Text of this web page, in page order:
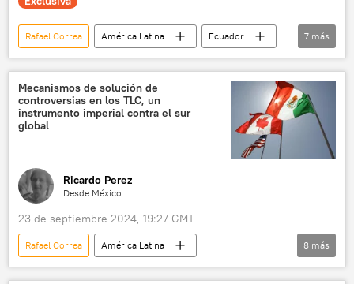
Rafael Correa América Latina
Ecuador
Daniel Noboa
Claudia Sheinbaum
Andrés Manuel López Obrador
Jorge Glas
💬 Entrevistas
7 más
Mecanismos de solución de
controversias en los TLC, un
instrumento imperial contra el sur
global
Ricardo Perez
Desde México
23 de septiembre 2024, 19:27 GMT
Rafael Correa
América Latina
Claudia Sheinbaum
Evo Morales
8 más